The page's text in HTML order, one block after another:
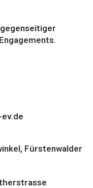
Fürstenwalder